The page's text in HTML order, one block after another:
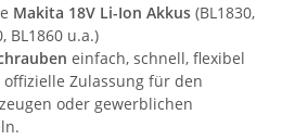
Makita 18V Li-Ion Akkus (BL1830,
BL1860 u.a.)
einfach, schnell, flexibel
offizielle Zulassung für den
oder gewerblichen